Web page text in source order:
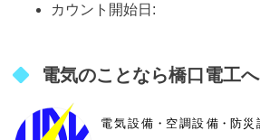
カウント開始日:
電気のことなら橋口電工へ